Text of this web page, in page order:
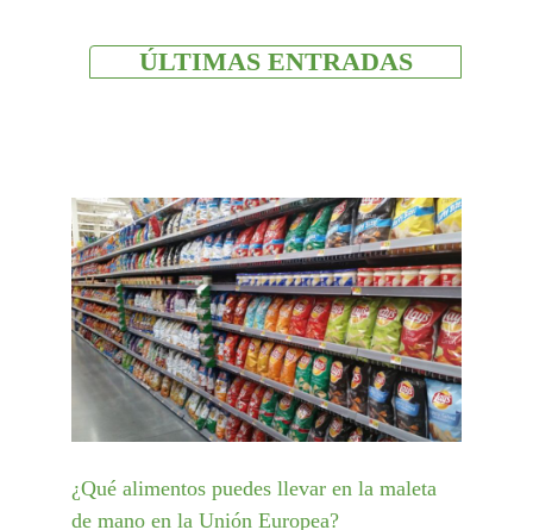
ÚLTIMAS ENTRADAS
¿Qué alimentos puedes llevar en la maleta
de mano en la Unión Europea?